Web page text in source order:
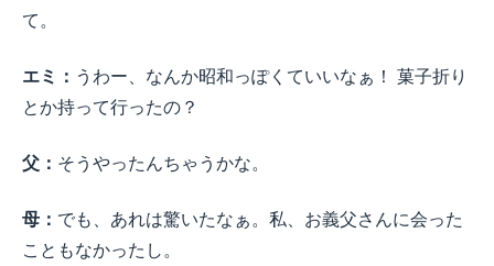
て。
エミ： うわー、なんか昭和っぽくていいなぁ！ 菓子折り
とか持って行ったの？
父： そうやったんちゃうかな。
母： でも、あれは驚いたなぁ。私、お義父さんに会った
こともなかったし。